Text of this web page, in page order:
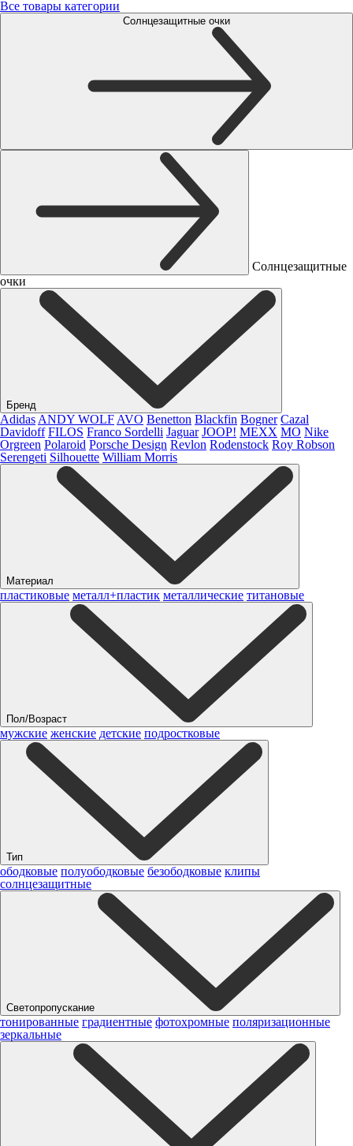
Все товары категории
Солнцезащитные очки
Солнцезащитные
очки
Бренд
Adidas ANDY WOLF AVO Benetton Blackfin Bogner Cazal
Davidoff FILOS Franco Sordelli Jaguar JOOP! MEXX MO Nike
Orgreen Polaroid Porsche Design Revlon Rodenstock Roy Robson
Serengeti Silhouette William Morris
Материал
пластиковые металл+пластик металлические титановые
Пол/Возраст
мужские женские детские подростковые
Тип
ободковые полуободковые безободковые клипы
солнцезащитные
Светопропускание
тонированные градиентные фотохромные поляризационные
зеркальные